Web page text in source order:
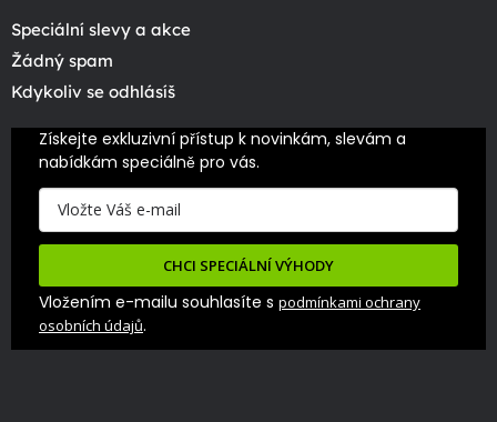
Speciální slevy a akce
Žádný spam
Kdykoliv se odhlásíš
Získejte exkluzivní přístup k novinkám, slevám a
nabídkám speciálně pro vás.
CHCI SPECIÁLNÍ VÝHODY
Vložením e-mailu souhlasíte s podmínkami ochrany
osobních údajů.